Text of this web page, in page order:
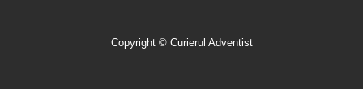
Copyright © Curierul Adventist